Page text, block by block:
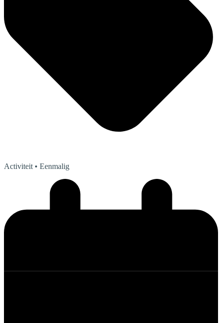
Activiteit • Eenmalig